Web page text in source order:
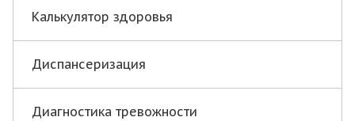
Калькулятор здоровья
Диспансеризация
Диагностика тревожности